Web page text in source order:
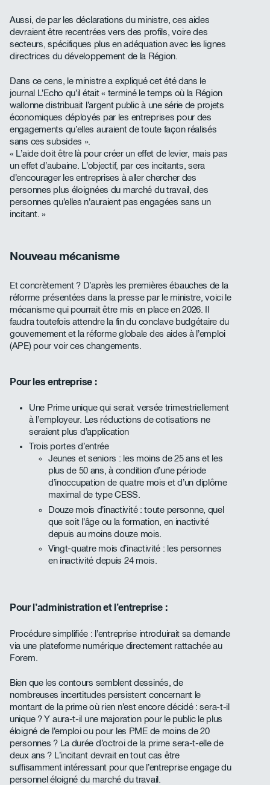
Aussi, de par les déclarations du ministre, ces aides
devraient être recentrées vers des profils, voire des
secteurs, spécifiques plus en adéquation avec les lignes
directrices du développement de la Région.
Dans ce cens, le ministre a expliqué cet été dans le
journal L’Echo qu’il était « terminé le temps où la Région
wallonne distribuait l’argent public à une série de projets
économiques déployés par les entreprises pour des
engagements qu’elles auraient de toute façon réalisés
sans ces subsides ».
« L’aide doit être là pour créer un effet de levier, mais pas
un effet d’aubaine. L’objectif, par ces incitants, sera
d’encourager les entreprises à aller chercher des
personnes plus éloignées du marché du travail, des
personnes qu’elles n’auraient pas engagées sans un
incitant. »
Nouveau mécanisme
Et concrètement ? D’après les premières ébauches de la
réforme présentées dans la presse par le ministre, voici le
mécanisme qui pourrait être mis en place en 2026. Il
faudra toutefois attendre la fin du conclave budgétaire du
gouvernement et la réforme globale des aides à l’emploi
(APE) pour voir ces changements.
Pour les entreprise :
Une Prime unique qui serait versée trimestriellement
à l’employeur. Les réductions de cotisations ne
seraient plus d’application
Trois portes d’entrée
Jeunes et seniors : les moins de 25 ans et les
plus de 50 ans, à condition d’une période
d’inoccupation de quatre mois et d’un diplôme
maximal de type CESS.
Douze mois d’inactivité : toute personne, quel
que soit l’âge ou la formation, en inactivité
depuis au moins douze mois.
Vingt-quatre mois d’inactivité : les personnes
en inactivité depuis 24 mois.
Pour l’administration et l’entreprise :
Procédure simplifiée : l’entreprise introduirait sa demande
via une plateforme numérique directement rattachée au
Forem.
Bien que les contours semblent dessinés, de
nombreuses incertitudes persistent concernant le
montant de la prime où rien n’est encore décidé : sera-t-il
unique ? Y aura-t-il une majoration pour le public le plus
éloigné de l’emploi ou pour les PME de moins de 20
personnes ? La durée d’octroi de la prime sera-t-elle de
deux ans ? L’incitant devrait en tout cas être
suffisamment intéressant pour que l’entreprise engage du
personnel éloigné du marché du travail.